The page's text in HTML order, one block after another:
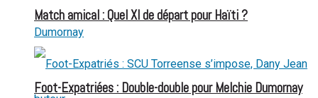
Foot-Expatriées : Double-double pour Melchie Dumornay
Match amical : Quel XI de départ pour Haïti ?